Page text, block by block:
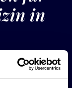
in
Medizin in